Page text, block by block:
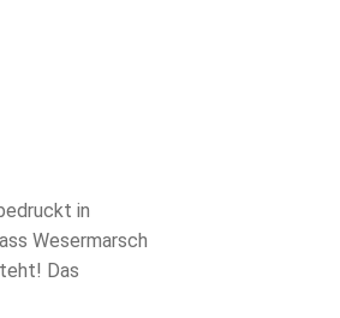
in
Wesermarsch
Das